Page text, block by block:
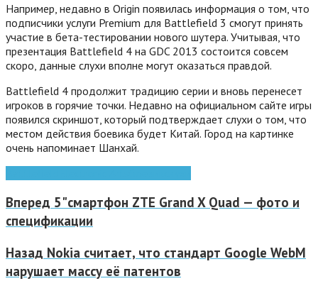
Например, недавно в Origin появилась информация о том, что
подписчики услуги Premium для Battlefield 3 смогут принять
участие в бета-тестировании нового шутера. Учитывая, что
презентация Battlefield 4 на GDC 2013 состоится совсем
скоро, данные слухи вполне могут оказаться правдой.
Battlefield 4 продолжит традицию серии и вновь перенесет
игроков в горячие точки. Недавно на официальном сайте игры
появился скриншот, который подтверждает слухи о том, что
местом действия боевика будет Китай. Город на картинке
очень напоминает Шанхай.
Вперед 5"смартфон ZTE Grand X Quad — фото и
спецификации
Назад Nokia считает, что стандарт Google WebM
нарушает массу её патентов